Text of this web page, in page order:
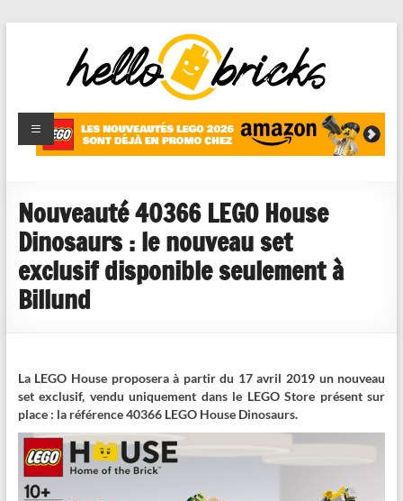
HelloBricks
Blog LEGO,
nouveaut�s
reviews
Nouveauté 40366 LEGO House
Dinosaurs : le nouveau set
exclusif disponible seulement à
Billund
La LEGO House proposera à partir du 17 avril 2019 un nouveau
set exclusif, vendu uniquement dans le LEGO Store présent sur
place : la référence 40366 LEGO House Dinosaurs.